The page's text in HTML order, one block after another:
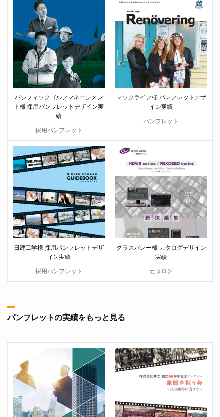
パシフィックゴルフマネージメン
ト様 採用パンフレットデザイン実
績
採用パンフレット
マックライフ様 パンフレットデザ
イン実績
パンフレット
日建工学様 採用パンフレットデザ
イン実績
採用パンフレット
グラスバレー様 カタログデザイン
実績
カタログ
パンフレットの実績をもっと見る